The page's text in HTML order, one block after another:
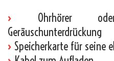
›
Ohrhörer
Geräuschunterdrückung
› Speicherkarte für seine